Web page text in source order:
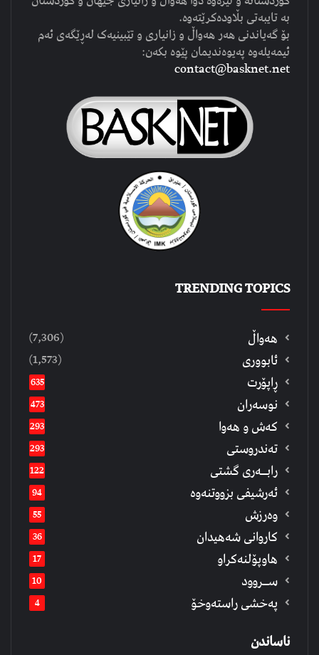
بە تایبەتی بڵاودەکرێتەوە.
بۆ گەیاندنی هەر هەواڵ و زانیاری و تێبینیەک لەڕێگەی ئەم
ئیمەیلەوە پەیوەندیمان پێوە بکەن:
contact@basknet.net
TRENDING TOPICS
هەواڵ (7,306)
ئابووری (1,573)
ڕاپۆرت 635
نوسەران 473
كەش و هەوا 293
تەندروستی 293
رابــه‌ری گشتی 122
ئەرشیفى بزووتنەوە 94
وەرزش 55
كاروانی شەهیدان 36
هاوپۆلنەكراو 17
ســروود 10
په‌خشی راسته‌وخۆ 4
ناساندن